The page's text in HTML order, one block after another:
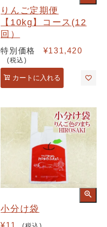
りんご定期便
【10kg】コース(12
回）
特別価格 ¥131,420
税込
カートに入れる
小分け袋